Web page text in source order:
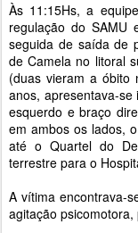
Às 11:15Hs, a
regulação do SAMU
seguida de saída de
de Camela no litoral
(duas vieram a óbito
anos, apresentava-
esquerdo e braço
em ambos os lados,
até o Quartel do
terrestre para o
A vítima encontrava-
agitação